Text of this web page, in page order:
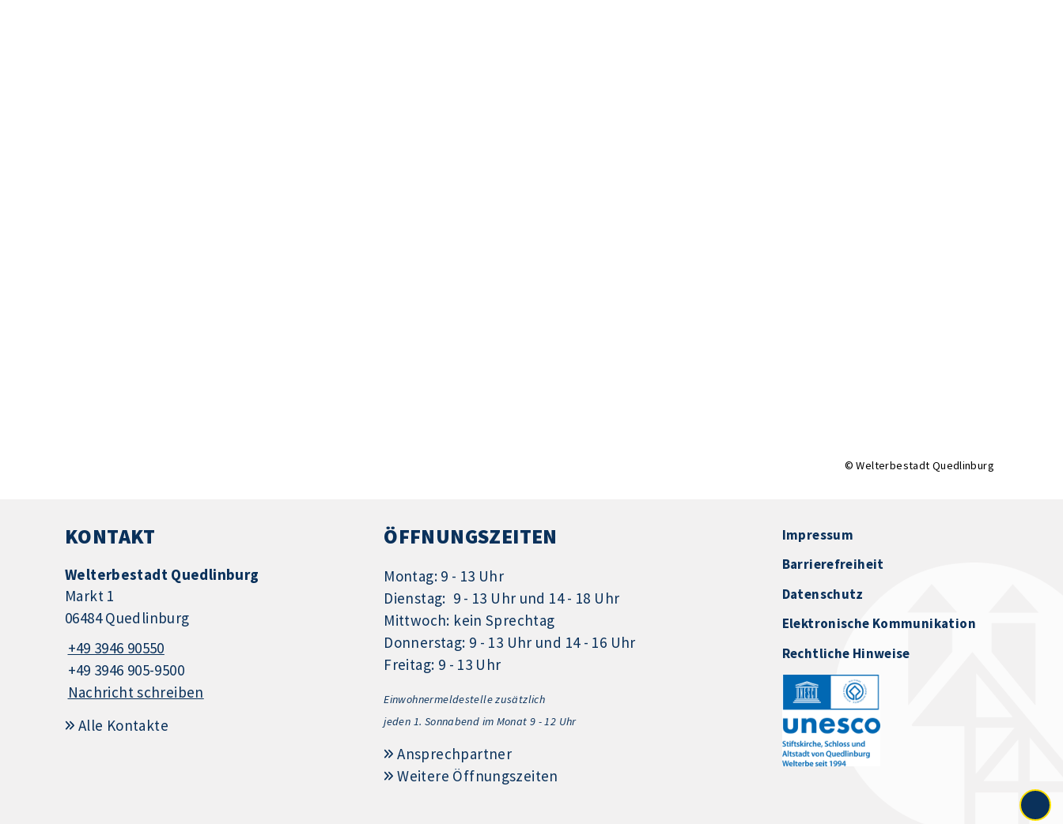
© Welterbestadt Quedlinburg
KONTAKT
Welterbestadt Quedlinburg
Markt 1
06484 Quedlinburg
+49 3946 90550
+49 3946 905-9500
Nachricht schreiben
Alle Kontakte
ÖFFNUNGSZEITEN
Montag: 9 - 13 Uhr
Dienstag: 9 - 13 Uhr und 14 - 18 Uhr
Mittwoch: kein Sprechtag
Donnerstag: 9 - 13 Uhr und 14 - 16 Uhr
Freitag: 9 - 13 Uhr
Einwohnermeldestelle zusätzlich
jeden 1. Sonnabend im Monat 9 - 12 Uhr
Ansprechpartner
Weitere Öffnungszeiten
Impressum
Barrierefreiheit
Datenschutz
Elektronische Kommunikation
Rechtliche Hinweise